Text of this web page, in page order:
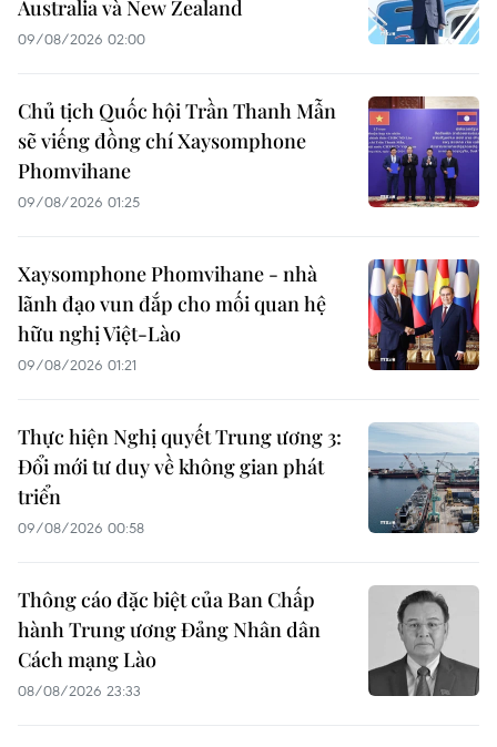
Australia và New Zealand
09/08/2026 02:00
Chủ tịch Quốc hội Trần Thanh Mẫn
sẽ viếng đồng chí Xaysomphone
Phomvihane
09/08/2026 01:25
Xaysomphone Phomvihane - nhà
lãnh đạo vun đắp cho mối quan hệ
hữu nghị Việt-Lào
09/08/2026 01:21
Thực hiện Nghị quyết Trung ương 3:
Đổi mới tư duy về không gian phát
triển
09/08/2026 00:58
Thông cáo đặc biệt của Ban Chấp
hành Trung ương Đảng Nhân dân
Cách mạng Lào
08/08/2026 23:33